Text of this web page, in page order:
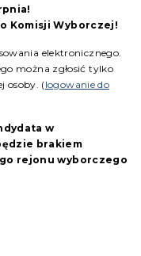
Komisji Wyborczej!
elektronicznego.
można zgłosić tylko
osoby. ( logowanie do
w
brakiem
rejonu wyborczego